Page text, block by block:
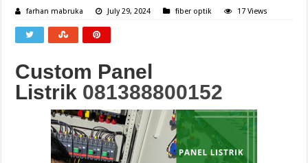
farhan mabruka July 29, 2024 fiber optik 17 Views
Custom Panel
Listrik 081388800152